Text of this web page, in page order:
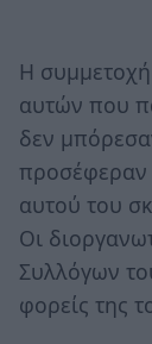
Η
αυτών που
δεν
προσέφεραν
αυτού του
Οι
Συλλόγων
φορείς της